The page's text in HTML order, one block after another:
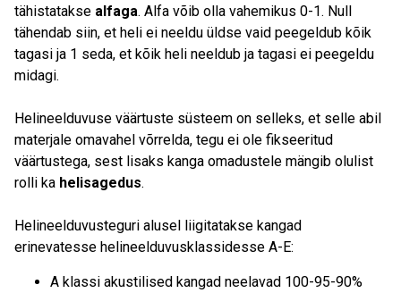
tähistatakse alfaga. Alfa võib olla vahemikus 0-1. Null
tähendab siin, et heli ei neeldu üldse vaid peegeldub kõik
tagasi ja 1 seda, et kõik heli neeldub ja tagasi ei peegeldu
midagi.
Helineelduvuse väärtuste süsteem on selleks, et selle abil
materjale omavahel võrrelda, tegu ei ole fikseeritud
väärtustega, sest lisaks kanga omadustele mängib olulist
rolli ka helisagedus.
Helineelduvusteguri alusel liigitatakse kangad
erinevatesse helineelduvusklassidesse A-E:
A klassi akustilised kangad neelavad 100-95-90%